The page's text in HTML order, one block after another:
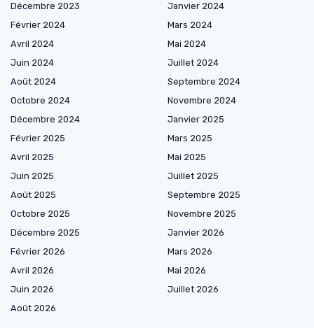
Décembre 2023
Janvier 2024
Février 2024
Mars 2024
Avril 2024
Mai 2024
Juin 2024
Juillet 2024
Août 2024
Septembre 2024
Octobre 2024
Novembre 2024
Décembre 2024
Janvier 2025
Février 2025
Mars 2025
Avril 2025
Mai 2025
Juin 2025
Juillet 2025
Août 2025
Septembre 2025
Octobre 2025
Novembre 2025
Décembre 2025
Janvier 2026
Février 2026
Mars 2026
Avril 2026
Mai 2026
Juin 2026
Juillet 2026
Août 2026